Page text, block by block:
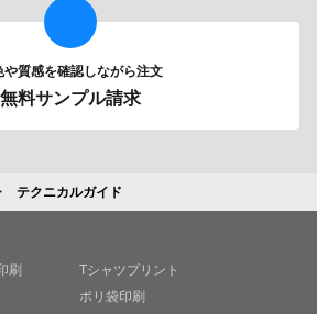
や質感を確認しながら注文
無料サンプル請求
テクニカルガイド
刷
Tシャツプリント
ポリ袋印刷